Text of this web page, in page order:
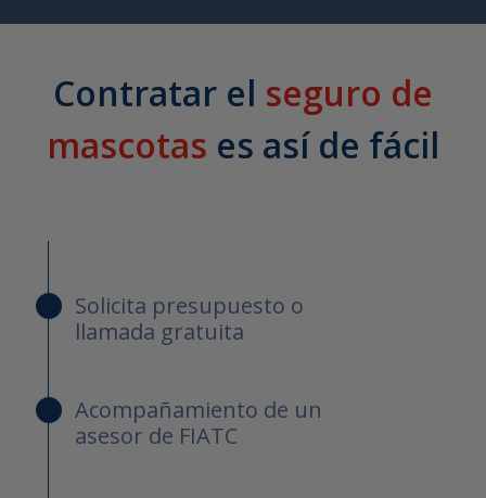
Contratar el seguro de
mascotas es así de fácil
Solicita presupuesto o
llamada gratuita
Acompañamiento de un
asesor de FIATC